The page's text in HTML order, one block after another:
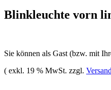
Blinkleuchte vorn
Sie können als Gast (bzw. mit
( exkl. 19 % MwSt. zzgl.